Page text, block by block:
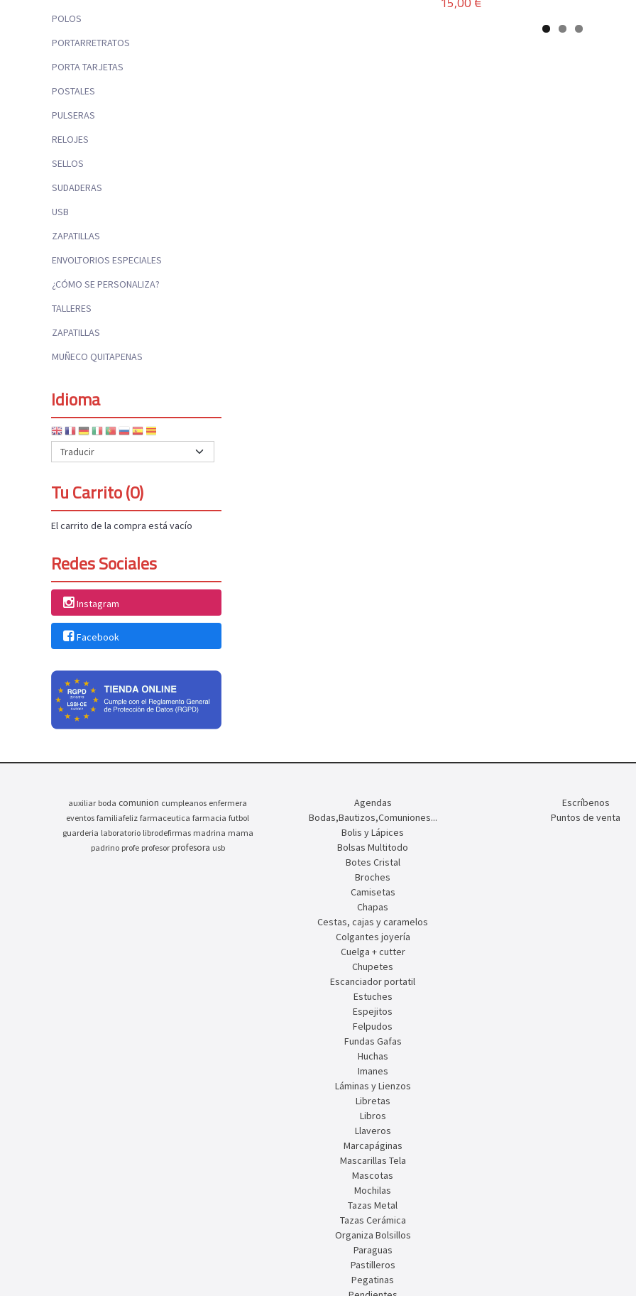
POLOS
PORTARRETRATOS
PORTA TARJETAS
POSTALES
PULSERAS
RELOJES
SELLOS
SUDADERAS
USB
ZAPATILLAS
ENVOLTORIOS ESPECIALES
¿CÓMO SE PERSONALIZA?
TALLERES
ZAPATILLAS
MUÑECO QUITAPENAS
Idioma
Tu Carrito (0)
El carrito de la compra está vacío
Redes Sociales
Instagram
Facebook
auxiliar boda comunion cumpleanos enfermera
eventos familiafeliz farmaceutica farmacia futbol
guarderia laboratorio librodefirmas madrina mama
padrino profe profesor profesora usb
Agendas
Bodas,Bautizos,Comuniones...
Bolis y Lápices
Bolsas Multitodo
Botes Cristal
Broches
Camisetas
Chapas
Cestas, cajas y caramelos
Colgantes joyería
Cuelga + cutter
Chupetes
Escanciador portatil
Estuches
Espejitos
Felpudos
Fundas Gafas
Huchas
Imanes
Láminas y Lienzos
Libretas
Libros
Llaveros
Marcapáginas
Mascarillas Tela
Mascotas
Mochilas
Tazas Metal
Tazas Cerámica
Organiza Bolsillos
Paraguas
Pastilleros
Pegatinas
Escríbenos
Puntos de venta